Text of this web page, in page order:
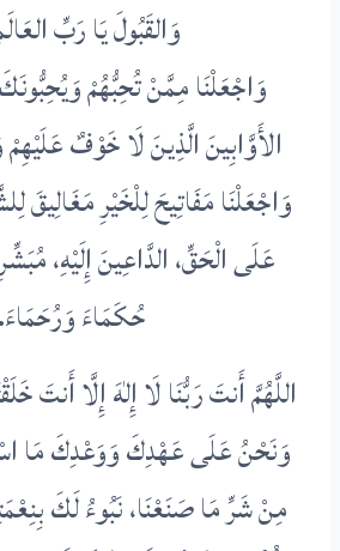
وَالقَبُولَ يَا رَبِّ
وَاجْعَلْنَا مِمَّنْ تُحِبُّهُمْ
الأَوَّابِينَ الَّذِينَ لَا خَوْفٌ
وَاجْعَلْنَا مَفَاتِيحَ لِلْخَيْرِ مَغَالِيقَ
عَلَى الْحَقِّ، الدَّاعِينَ إِلَيْهِ،
حُكَمَاءَ وَرُحَمَاءَ.
اللَّهُمَّ أَنتَ رَبُّنَا لَا إِلٰهَ إِلَّا أَنتَ
وَنَحْنُ عَلَى عَهْدِكَ وَوَعْدِكَ مَا
مِنْ شَرِّ مَا صَنَعْنَا، نَبُوءُ لَكَ